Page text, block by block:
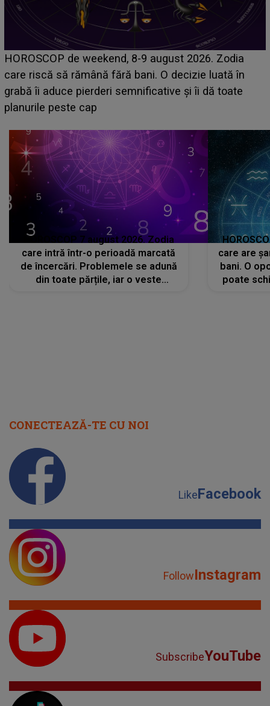
Emanuel a ținut ACEST DETALIU ASCUNS până
acum! În fața Alexandrei, concurentul din Casa Iubirii
face o MĂRTURISIRE NEAȘTEPTATĂ despre mama
sa: "I-am spus și ei în față, eu nu te iubesc pentru
HOROSCOP 7 august 2026. Zodia
care intră într-o perioadă marcată
de încercări. Problemele se adună
din toate părțile, iar o veste
care are
bani. O
poate
CONECTEAZĂ-TE CU NOI
LikeFacebook
FollowInstagram
SubscribeYouTube